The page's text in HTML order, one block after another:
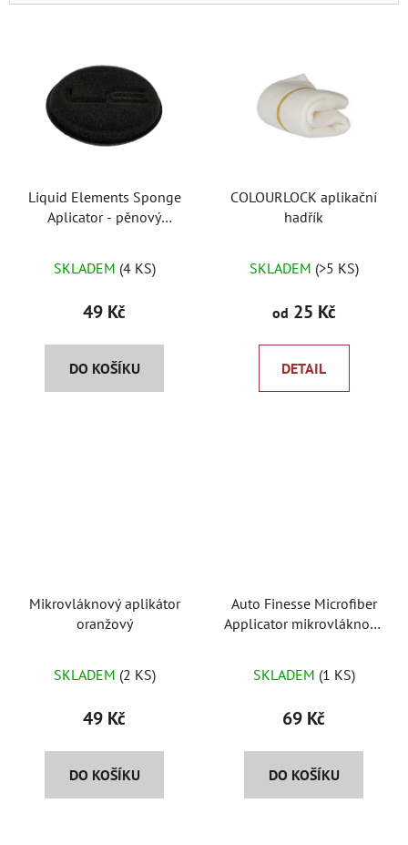
Liquid Elements Sponge
Aplicator - pěnový
SKLADEM (4 KS)
49 Kč
DO KOŠÍKU
COLOURLOCK aplikační
hadřík
SKLADEM (>5 KS)
od 25 Kč
DETAIL
Mikrovláknový aplikátor
oranžový
SKLADEM (2 KS)
49 Kč
DO KOŠÍKU
Auto Finesse Microfiber
Applicator mikrovláknový
hodnocení
produktu
5,0
z
SKLADEM (1 KS)
69 Kč
DO KOŠÍKU